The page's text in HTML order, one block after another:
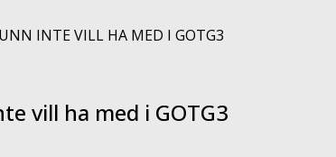
INTE VILL HA MED I GOTG3
vill ha med i GOTG3